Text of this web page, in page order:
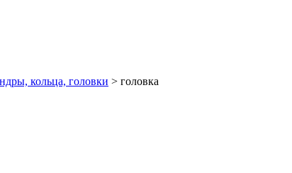
кольца, головки > головка